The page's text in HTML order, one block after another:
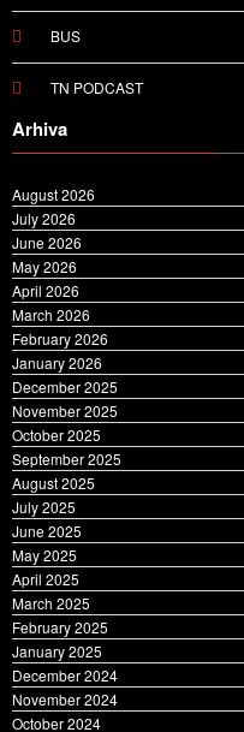
BUS
TN PODCAST
Arhiva
July 2026
June 2026
May 2026
April 2026
March 2026
February 2026
January 2026
December 2025
November 2025
October 2025
September 2025
August 2025
July 2025
June 2025
May 2025
April 2025
March 2025
February 2025
January 2025
December 2024
November 2024
October 2024
September 2024